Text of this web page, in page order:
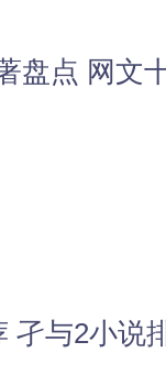
盘点 网文
孑与2小说